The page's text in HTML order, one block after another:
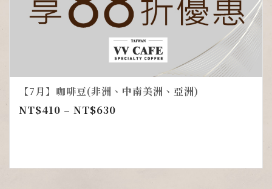
【7月】咖啡豆(非洲、中南美洲、亞洲)
NT$410 – NT$630